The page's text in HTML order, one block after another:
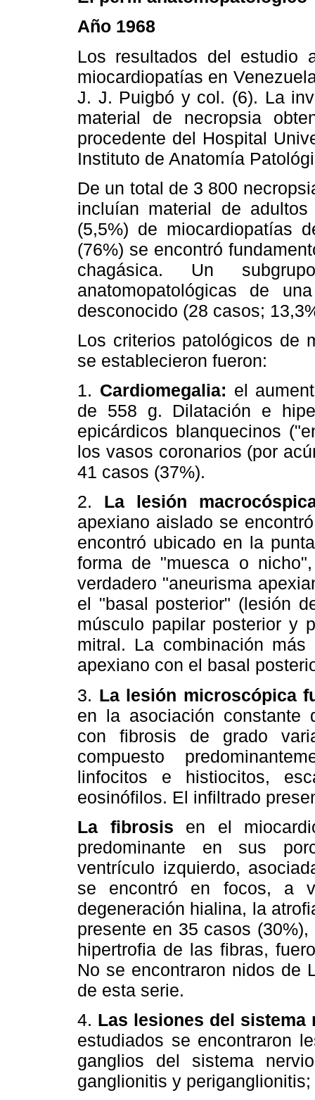
Año 1968
Los resultados del estudio
miocardiopatías en
J. J. Puigbó y col. (6). La
material de necropsia
procedente del Hospital
Instituto de Anatomía
De un total de 3 800
incluían material de
(5,5%) de miocardiopatías
(76%) se encontró
chagásica. Un
anatomopatológicas de
desconocido (28 casos;
Los criterios patológicos de
se establecieron fueron:
1. Cardiomegalia: el
de 558 g. Dilatación e
epicárdicos blanquecinos
los vasos coronarios (por
41 casos (37%).
2. La lesión
apexiano aislado se
encontró ubicado en la
forma de "muesca o
verdadero "aneurisma
el "basal posterior" (lesión
músculo papilar posterior y
mitral. La combinación
apexiano con el basal
3. La lesión microscópica
en la asociación constante
con fibrosis de grado
compuesto
linfocitos e histiocitos,
eosinófilos. El infiltrado
La fibrosis en el
predominante en sus
ventrículo izquierdo,
se encontró en focos, a
degeneración hialina, la
presente en 35 casos
hipertrofia de las fibras,
No se encontraron nidos de
de esta serie.
4. Las lesiones del sistema
estudiados se encontraron
ganglios del sistema
ganglionitis y